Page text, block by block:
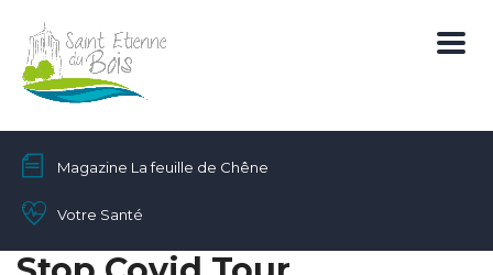
Magazine La feuille de Chêne
Votre Santé